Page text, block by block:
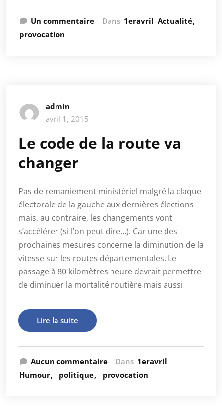
Un commentaire Dans 1eravril Actualité
provocation
admin
avril 1, 2015
Le code de la route va
changer
Pas de remaniement ministériel malgré la claque
électorale de la gauche aux dernières élections
mais, au contraire, les changements vont
s’accélérer (si l’on peut dire…). Car une des
prochaines mesures concerne la diminution de la
vitesse sur les routes départementales. Le
passage à 80 kilomètres heure devrait permettre
de diminuer la mortalité routière mais aussi
Lire la suite
Aucun commentaire Dans 1eravril
Humour
politique provocation